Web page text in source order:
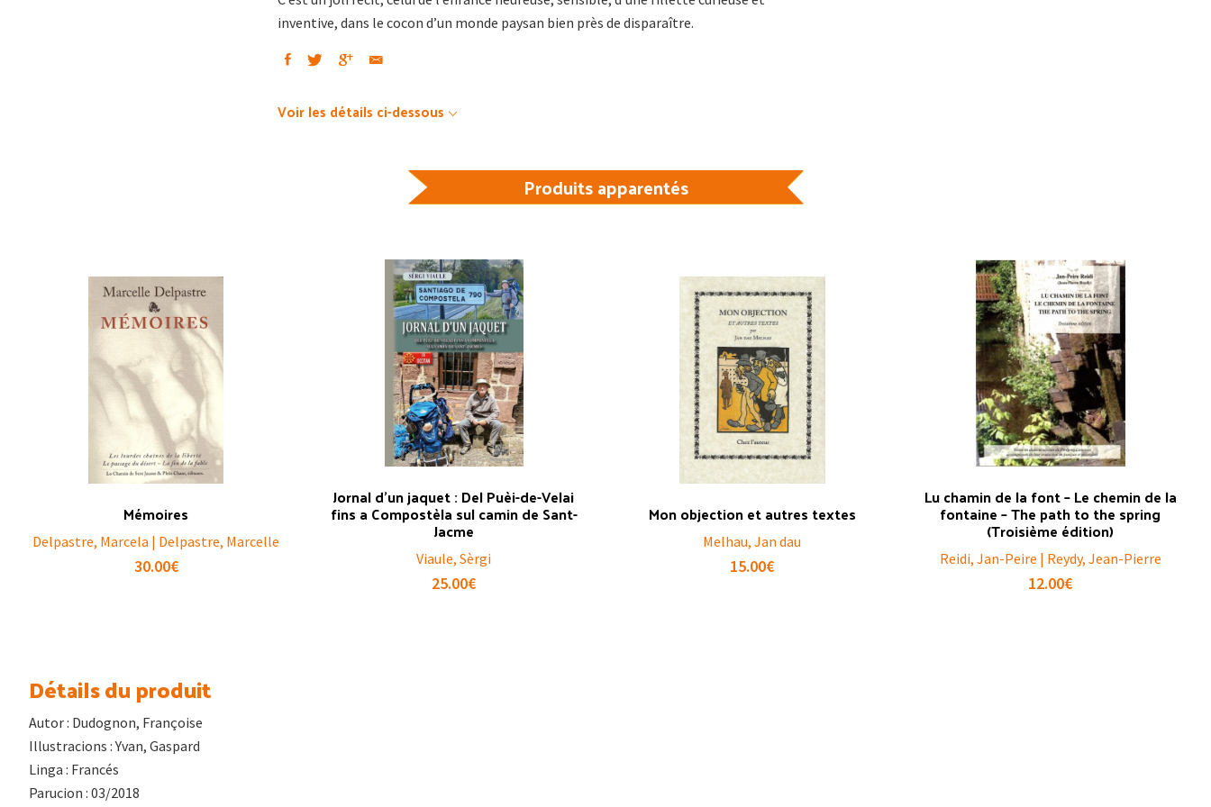
inventive, dans le cocon d’un monde paysan bien près de disparaître.
Voir les détails ci-dessous
Produits apparentés
Mémoires
Delpastre, Marcela | Delpastre, Marcelle
30.00€
Jornal d’un jaquet : Del Puèi-de-Velai
fins a Compostèla sul camin de Sant-
Jacme
Viaule, Sèrgi
25.00€
Mon objection et autres textes
Melhau, Jan dau
15.00€
Lu chamin de la font – Le chemin de la
fontaine – The path to the spring
(Troisième édition)
Reidi, Jan-Peire | Reydy, Jean-Pierre
12.00€
Détails du produit
Autor : Dudognon, Françoise
Illustracions : Yvan, Gaspard
Linga : Francés
Parucion : 03/2018